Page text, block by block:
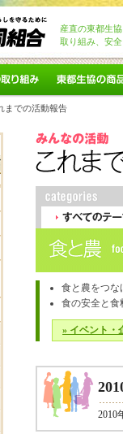
産直の東都生
取り組み、安
り組み 東都生協の商品
までの活動報告
すべてのテーマ
食と農をつな
食の安全と食
» イベント・
2010